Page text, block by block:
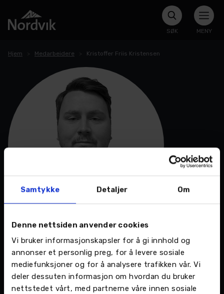
Samtykke Detaljer Om
Denne nettsiden anvender cookies
Vi bruker informasjonskapsler for å gi innhold og
annonser et personlig preg, for å levere sosiale
mediefunksjoner og for å analysere trafikken vår. Vi
deler dessuten informasjon om hvordan du bruker
nettstedet vårt, med partnerne våre innen sosiale
SØK MENY
Hjem Medarbeidere Kristoffer Friis Kristensen
Leknes - Verksveien 12, Bilsalg
90 28 03 23
Send en e-post